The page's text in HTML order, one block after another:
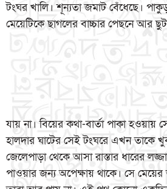
টংঘর খালি। শূন্যতা জমাট বেঁধেছে।
মেয়েটিকে ছাগলের বাচ্চার পেছনে আর
যায় না। বিয়ের কথা-বার্তা পাকা
হালদার ঘাটের সেই টংঘরে এখন তাকে
জেলেপাড়া থেকে আসা রাস্তার ধারের
পাওয়ার জন্য অপেক্ষায় থাকে। সে